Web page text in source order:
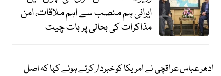
ایرانی ہم منصب سے اہم ملاقات، امن
مذاکرات کی بحالی پر بات چیت
ادھر عباس عراقچی نے امریکا کو خبردار کرتے ہوئے کہا کہ اصل